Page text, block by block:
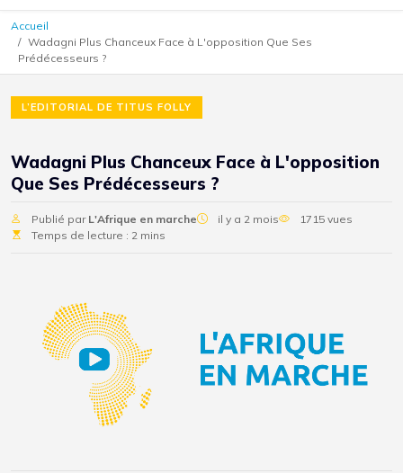
Accueil
Wadagni Plus Chanceux Face à L'opposition Que Ses
Prédécesseurs ?
L’EDITORIAL DE TITUS FOLLY
Wadagni Plus Chanceux Face à L'opposition
Que Ses Prédécesseurs ?
Publié par L'Afrique en marche il y a 2 mois
1715 vues
Temps de lecture : 2 mins